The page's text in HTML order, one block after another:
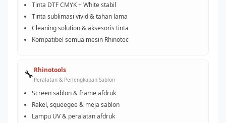
Tinta DTF CMYK + White stabil
Tinta sublimasi vivid & tahan lama
Cleaning solution & aksesoris tinta
Kompatibel semua mesin Rhinotec
🔧Rhinotools
Peralatan & Perlengkapan Sablon
Screen sablon & frame afdruk
Rakel, squeegee & meja sablon
Lampu UV & peralatan afdruk